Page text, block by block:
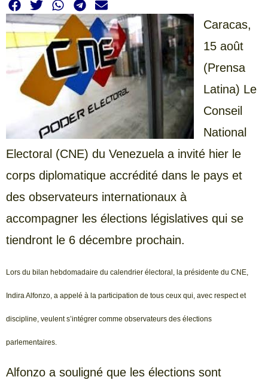
Caracas,
15 août
(Prensa
Latina) Le
Conseil
National
Electoral (CNE) du Venezuela a invité hier le
corps diplomatique accrédité dans le pays et
des observateurs internationaux à
accompagner les élections législatives qui se
tiendront le 6 décembre prochain.
Lors du bilan hebdomadaire du calendrier électoral, la présidente du CNE,
Indira Alfonzo, a appelé à la participation de tous ceux qui, avec respect et
discipline, veulent s’intégrer comme observateurs des élections
parlementaires.
Alfonzo a souligné que les élections sont